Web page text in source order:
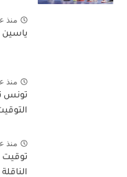
منذ
ياسين
منذ
تونس
منذ
توقيت